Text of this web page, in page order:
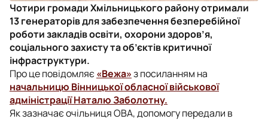
Чотири громади Хмільницького району отримали
13 генераторів для забезпечення безперебійної
роботи закладів освіти, охорони здоров’я,
соціального захисту та об’єктів критичної
інфраструктури.
Про це повідомляє«Вежа»з посиланням на
начальницю Вінницької обласної військової
адміністрації Наталю Заболотну.
Як зазначає очільниця ОВА, допомогу передали в